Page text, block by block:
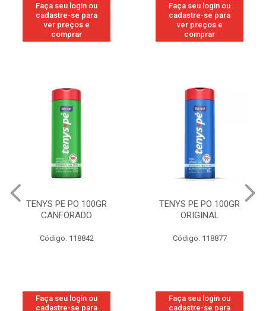
Faça seu login ou
cadastre-se para
ver preços e
comprar
Faça seu login ou
cadastre-se para
ver preços e
comprar
TENYS PE PO 100GR
CANFORADO
Código: 118842
Faça seu login ou
cadastre-se para
TENYS PE PO 100GR
ORIGINAL
Código: 118877
Faça seu login ou
cadastre-se para